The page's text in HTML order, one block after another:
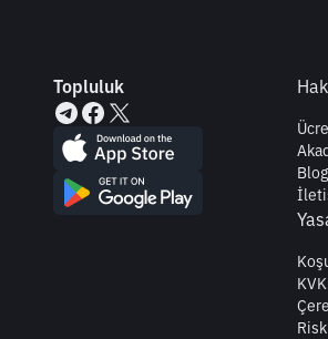
Topluluk
Blog
Risk